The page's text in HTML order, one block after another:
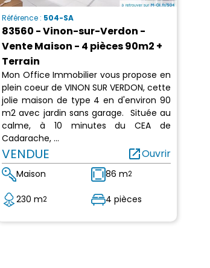
Référence : 504-SA
83560 - Vinon-sur-Verdon -
Vente Maison - 4 pièces 90m2 +
Terrain
Mon Office Immobilier vous propose en
plein coeur de VINON SUR VERDON, cette
jolie maison de type 4 en d'environ 90
m2 avec jardin sans garage. Située au
calme, à 10 minutes du CEA de
Cadarache, ...
VENDUE open_in_newOuvrir
Maison 86 m2
230 m2 4 pièces